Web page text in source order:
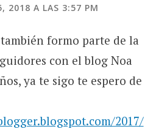
2018 A LAS 3:57 PM
formo parte de la
con el blog Noa
ya te sigo te espero de
2017/